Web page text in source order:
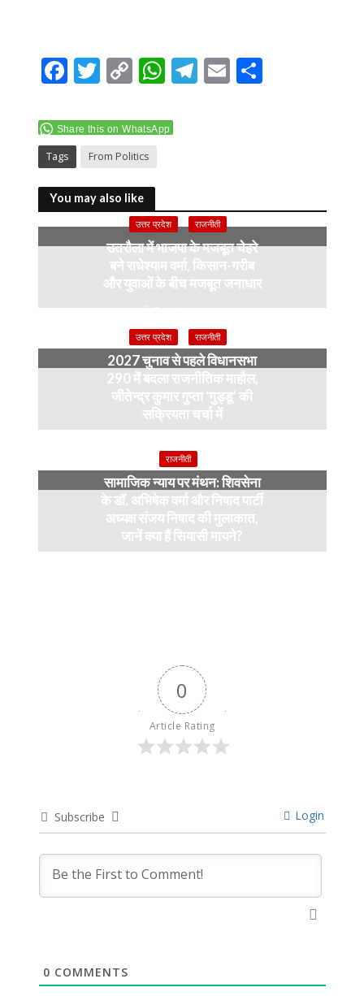
F
e
b
o
o
k
T
itt
er
C
p
y
Li
n
k
W
at
p
T E S
Share this on WhatsApp
Tags From Politics
You may also like
उत्तर प्रदेश राजनीती
उतरौला में भाजपा के मजबूत चेहरे
बने राधेश्याम वर्मा, किसान-गरीब
और युवाओं के बीच मजबूत जनाधार
3 weeks ago
उत्तर प्रदेश राजनीती
2027 चुनाव से पहले विधानसभा
290 में बदला राजनीतिक माहौल,
जीतेन्द्र कुमार गुप्ता ‘गुड्डू’ की
सक्रियता चर्चा में
राजनीती
सामाजिक न्याय पर मंथन: शिवसेना
के डॉ. अभिषेक वर्मा और निषाद पार्टी
अध्यक्ष संजय निषाद की मुलाकात,
जानें क्या हैं सियासी मायने?
0
Article Rating
Subscribe Login
0 COMMENTS